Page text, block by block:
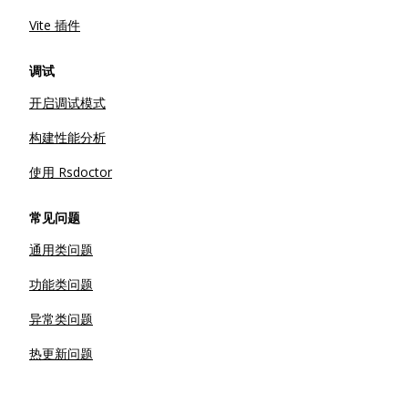
Vite 插件
调试
开启调试模式
构建性能分析
使用 Rsdoctor
常见问题
通用类问题
功能类问题
异常类问题
热更新问题